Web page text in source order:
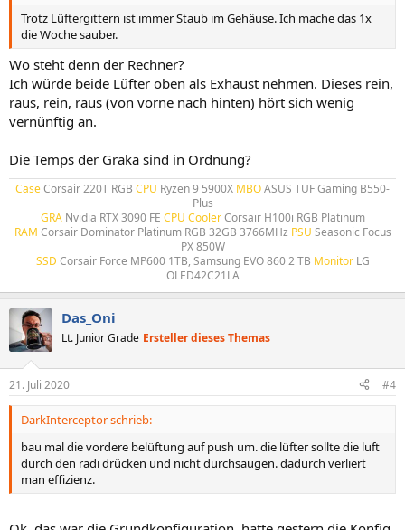
Trotz Lüftergittern ist immer Staub im Gehäuse. Ich mache das 1x
die Woche sauber.
Wo steht denn der Rechner?
Ich würde beide Lüfter oben als Exhaust nehmen. Dieses rein,
raus, rein, raus (von vorne nach hinten) hört sich wenig
vernünftig an.
Die Temps der Graka sind in Ordnung?
CaseCorsair 220T RGB CPU Ryzen 9 5900X MBOASUS TUF Gaming B550-
Plus
GRANvidia RTX 3090 FE CPU CoolerCorsair H100i RGB Platinum
RAM Corsair Dominator Platinum RGB 32GB 3766MHz PSU Seasonic Focus
PX 850W
SSD Corsair Force MP600 1TB, Samsung EVO 860 2 TB MonitorLG
OLED42C21LA​
Das_Oni
Lt. Junior Grade Ersteller dieses Themas
21. Juli 2020 #4
DarkInterceptor schrieb:
bau mal die vordere belüftung auf push um. die lüfter sollte die luft
durch den radi drücken und nicht durchsaugen. dadurch verliert
man effizienz.